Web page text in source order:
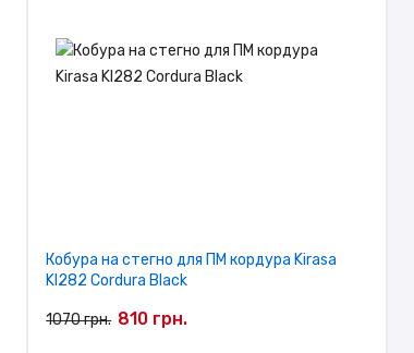
Кобура на стегно для ПМ кордура Kirasa
KI282 Cordura Black
1070 грн. 810 грн.